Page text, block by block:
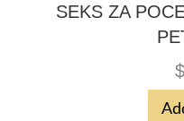
SEKS ZA
$